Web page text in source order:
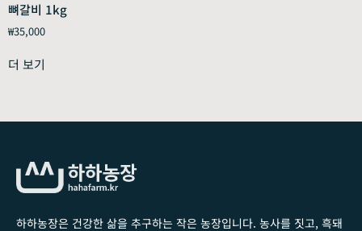
뼈갈비 1kg
₩35,000
더 보기
하하농장은 건강한 삶을 추구하는 작은 농장입니다. 농사를 짓고, 흑돼